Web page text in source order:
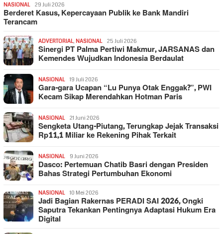
NASIONAL 29 Juli 2026
Berderet Kasus, Kepercayaan Publik ke Bank Mandiri
Terancam
ADVERTORIAL, NASIONAL 25 Juli 2026
Sinergi PT Palma Pertiwi Makmur, JARSANAS dan
Kemendes Wujudkan Indonesia Berdaulat
NASIONAL 19 Juli 2026
Gara-gara Ucapan “Lu Punya Otak Enggak?”, PWI
Kecam Sikap Merendahkan Hotman Paris
NASIONAL 21 Juni 2026
Sengketa Utang-Piutang, Terungkap Jejak Transaksi
Rp11,1 Miliar ke Rekening Pihak Terkait
NASIONAL 9 Juni 2026
Dasco: Pertemuan Chatib Basri dengan Presiden
Bahas Strategi Pertumbuhan Ekonomi
NASIONAL 10 Mei 2026
Jadi Bagian Rakernas PERADI SAI 2026, Ongki
Saputra Tekankan Pentingnya Adaptasi Hukum Era
Digital